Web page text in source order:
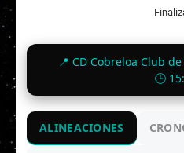
📍 CD Cobreloa Club
🕒
ALINEACIONES